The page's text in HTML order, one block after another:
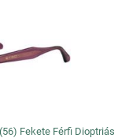
Fekete Férfi Dioptriás